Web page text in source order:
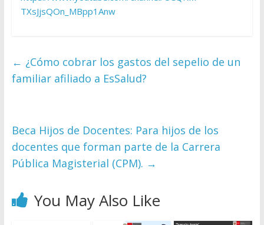
TXsJjsQOn_MBpp1Anw
← ¿Cómo cobrar los gastos del sepelio de un
familiar afiliado a EsSalud?
Beca Hijos de Docentes: Para hijos de los
docentes que forman parte de la Carrera
Pública Magisterial (CPM). →
You May Also Like